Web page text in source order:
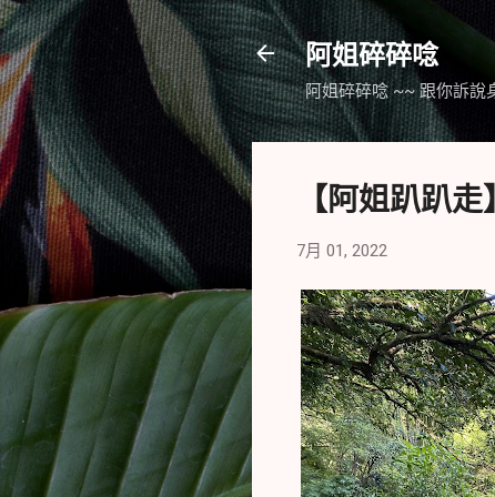
阿姐碎碎唸
阿姐碎碎唸 ~~ 跟你訴說
【阿姐趴趴
7月 01, 2022